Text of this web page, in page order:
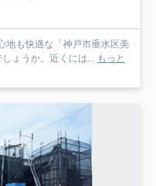
地も快適な「神戸市垂水区美
ょうか。近くには... もっと